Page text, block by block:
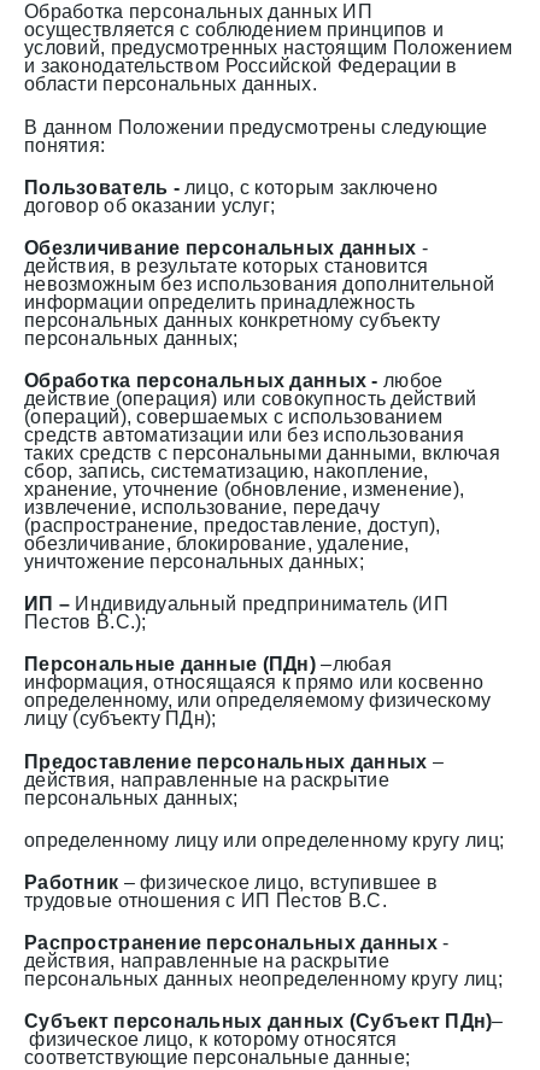
Обработка персональных данных ИП
осуществляется с соблюдением принципов и
условий, предусмотренных настоящим Положением
и законодательством Российской Федерации в
области персональных данных.
В данном Положении предусмотрены следующие
понятия:
Пользователь -лицо, с которым заключено
договор об оказании услуг;
Обезличивание персональных данных -
действия, в результате которых становится
невозможным без использования дополнительной
информации определить принадлежность
персональных данных конкретному субъекту
персональных данных;
Обработка персональных данных - любое
действие (операция) или совокупность действий
(операций), совершаемых с использованием
средств автоматизации или без использования
таких средств с персональными данными, включая
сбор, запись, систематизацию, накопление,
хранение, уточнение (обновление, изменение),
извлечение, использование, передачу
(распространение, предоставление, доступ),
обезличивание, блокирование, удаление,
уничтожение персональных данных;
ИП – Индивидуальный предприниматель (ИП
Пестов В.С.);
Персональные данные (ПДн) –любая
информация, относящаяся к прямо или косвенно
определенному, или определяемому физическому
лицу (субъекту ПДн);
Предоставление персональных данных –
действия, направленные на раскрытие
персональных данных;
определенному лицу или определенному кругу лиц;
Работник – физическое лицо, вступившее в
трудовые отношения с ИП Пестов В.С.
Распространение персональных данных-
действия, направленные на раскрытие
персональных данных неопределенному кругу лиц;
Субъект персональных данных (Субъект ПДн)–
физическое лицо, к которому относятся
соответствующие персональные данные;